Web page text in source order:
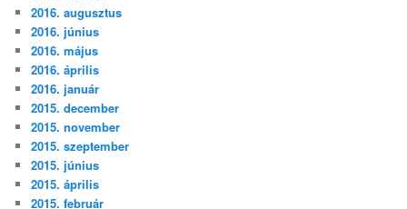
2016. augusztus
2016. június
2016. május
2016. április
2016. január
2015. december
2015. november
2015. szeptember
2015. június
2015. április
2015. február